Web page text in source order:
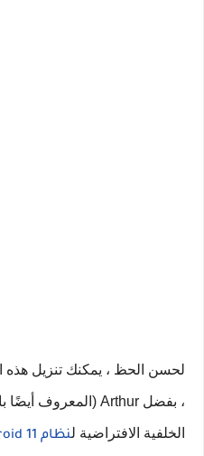
لحسن الحظ ، يمكنك تنزيل هذه
الخلفية الافتراضية لنظام Android 11